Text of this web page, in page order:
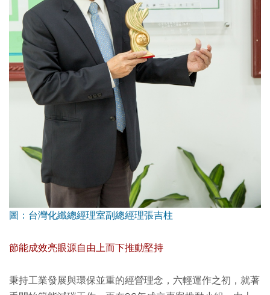
圖：台灣化纖總經理室副總經理張吉柱
節能成效亮眼源自由上而下推動堅持
秉持工業發展與環保並重的經營理念，六輕運作之初，就著